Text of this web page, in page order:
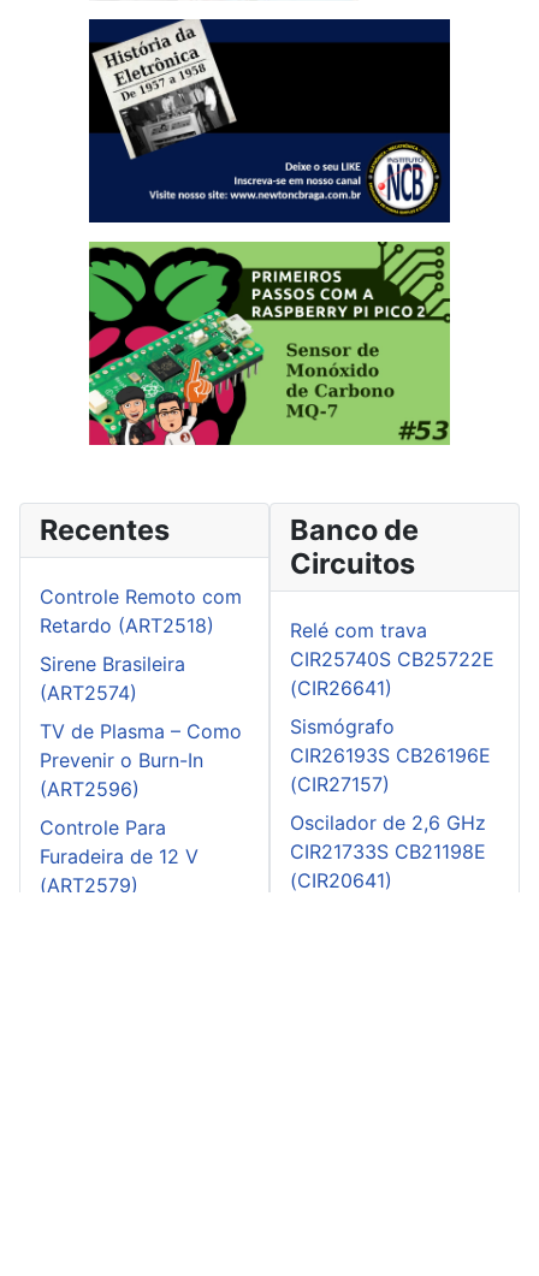
Recentes
Controle Remoto com
Retardo (ART2518)
Sirene Brasileira
(ART2574)
TV de Plasma – Como
Prevenir o Burn-In
(ART2596)
Controle Para
Furadeira de 12 V
(ART2579)
Banco de
Circuitos
Relé com trava
CIR25740S CB25722E
(CIR26641)
Sismógrafo
CIR26193S CB26196E
(CIR27157)
Oscilador de 2,6 GHz
CIR21733S CB21198E
(CIR20641)